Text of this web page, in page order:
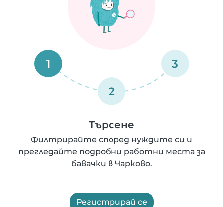
1
2
3
Търсене
Филтрирайте според нуждите си и
прегледайте подробни работни места за
бавачки в Чарково.
Регистрирай се